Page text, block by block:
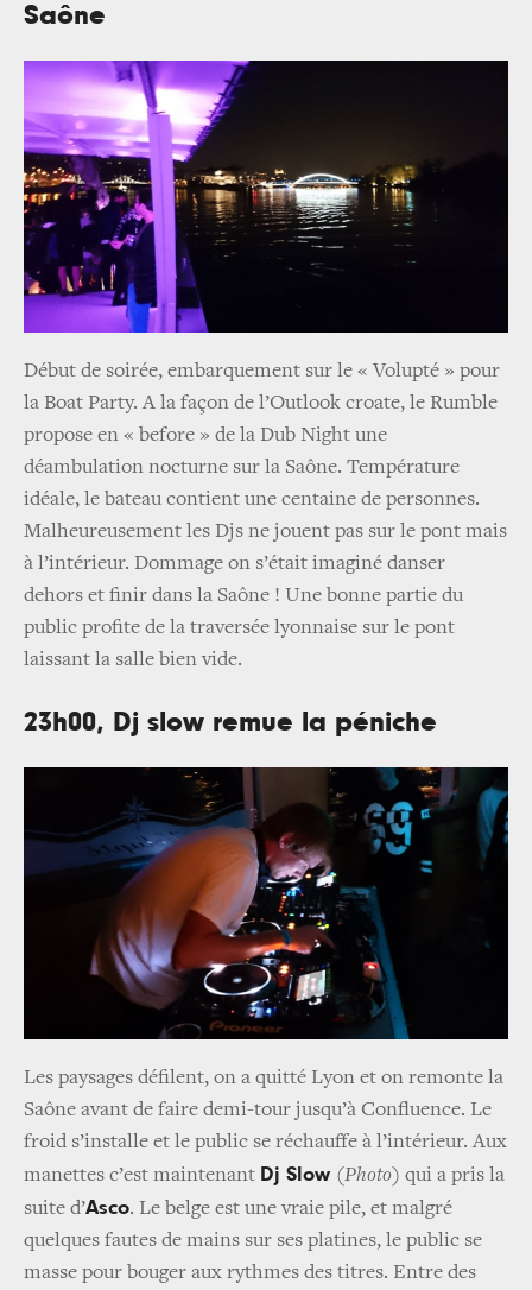
Saône
Début de soirée, embarquement sur le « Volupté » pour
la Boat Party. A la façon de l’Outlook croate, le Rumble
propose en « before » de la Dub Night une
déambulation nocturne sur la Saône. Température
idéale, le bateau contient une centaine de personnes.
Malheureusement les Djs ne jouent pas sur le pont mais
à l’intérieur. Dommage on s’était imaginé danser
dehors et finir dans la Saône ! Une bonne partie du
public profite de la traversée lyonnaise sur le pont
laissant la salle bien vide.
23h00, Dj slow remue la péniche
Les paysages défilent, on a quitté Lyon et on remonte la
Saône avant de faire demi-tour jusqu’à Confluence. Le
froid s’installe et le public se réchauffe à l’intérieur. Aux
manettes c’est maintenant Dj Slow (Photo) qui a pris la
suite d’Asco. Le belge est une vraie pile, et malgré
quelques fautes de mains sur ses platines, le public se
masse pour bouger aux rythmes des titres. Entre des